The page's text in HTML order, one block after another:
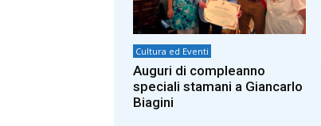
Cultura ed Eventi
Auguri di compleanno
speciali stamani a Giancarlo
Biagini